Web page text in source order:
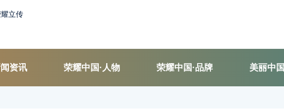
资讯 荣耀中国·人物 荣耀中国·品牌 美丽中国